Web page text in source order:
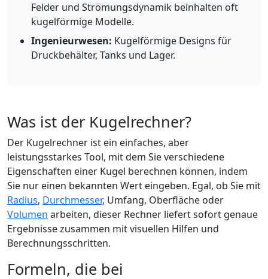
Felder und Strömungsdynamik beinhalten oft
kugelförmige Modelle.
Ingenieurwesen: Kugelförmige Designs für
Druckbehälter, Tanks und Lager.
Was ist der Kugelrechner?
Der Kugelrechner ist ein einfaches, aber
leistungsstarkes Tool, mit dem Sie verschiedene
Eigenschaften einer Kugel berechnen können, indem
Sie nur einen bekannten Wert eingeben. Egal, ob Sie mit
Radius, Durchmesser, Umfang, Oberfläche oder
Volumen arbeiten, dieser Rechner liefert sofort genaue
Ergebnisse zusammen mit visuellen Hilfen und
Berechnungsschritten.
Formeln, die bei